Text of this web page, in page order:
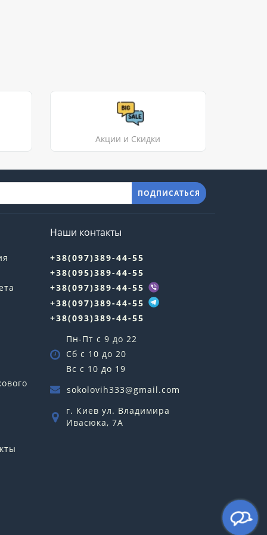
Акции и Скидки
ПОДПИСАТЬСЯ
Наши контакты
+38(097)389-44-55
+38(095)389-44-55
+38(097)389-44-55
+38(097)389-44-55
+38(093)389-44-55
Пн-Пт с 9 до 22
Сб с 10 до 20
Вс с 10 до 19
sokolovih333@gmail.com
г. Киев ул. Владимира
Ивасюка, 7А